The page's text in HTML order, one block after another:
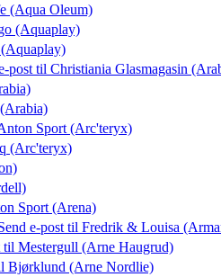
(Aqua Oleum)
(Aquaplay)
post til Christiania Glasmagasin
Sport (Arc'teryx)
(Arc'teryx)
Sport (Arena)
e-post til Fredrik & Louisa
til Mestergull (Arne Haugrud)
Bjørklund (Arne Nordlie)